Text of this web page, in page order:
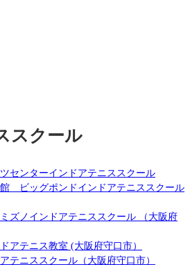
スクール
センターインドアテニススクール
ビッグポンドインドアテニススクール
ズノインドアテニススクール （大阪府
アテニス教室 (大阪府守口市）
テニススクール（大阪府守口市）